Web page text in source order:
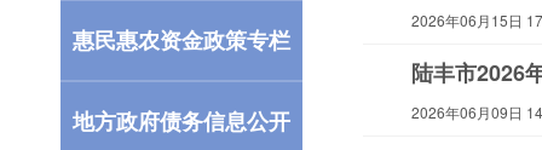
惠民惠农资金政策专栏
地方政府债务信息公开
2026年06月15日
陆丰市2026
2026年06月09日